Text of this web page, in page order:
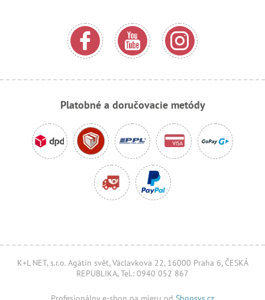
Platobné a doručovacie metódy
K+L NET, s.r.o. Agátin svět, Václavkova 22, 16000 Praha 6, ČESKÁ
REPUBLIKA, Tel.: 0940 052 867